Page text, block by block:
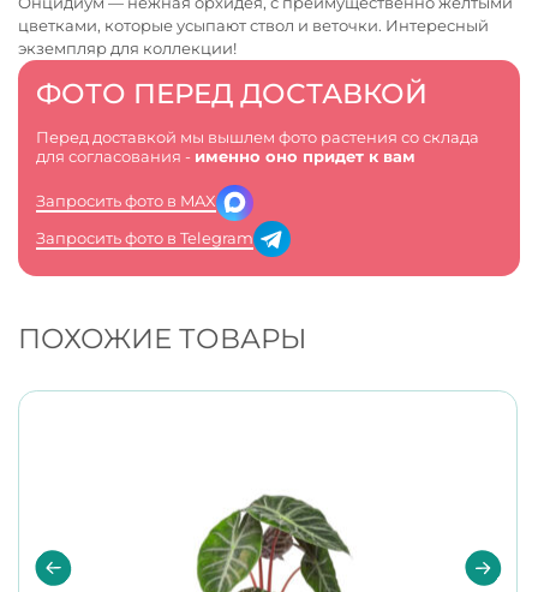
ФОТО ПЕРЕД ДОСТАВКОЙ
Перед доставкой мы вышлем фото растения со склада
для согласования - именно оно придет к вам
Запросить фото в MAX
Запросить фото в Telegram
цветками, которые усыпают ствол и веточки. Интересный
экземпляр для коллекции!
ПОХОЖИЕ ТОВАРЫ